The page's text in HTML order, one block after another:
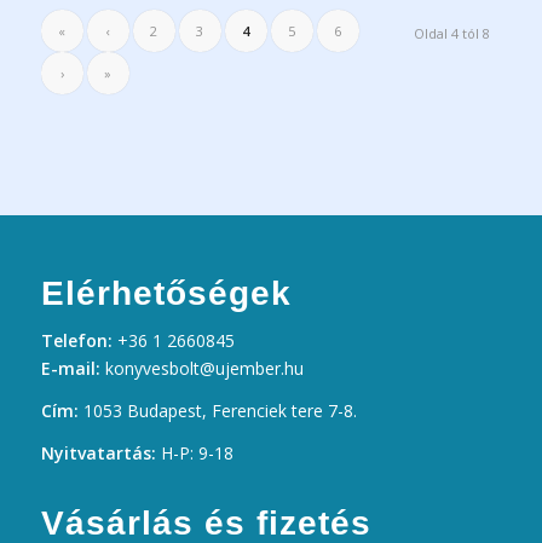
Oldal 4 tól 8
« ‹ 2 3 4 5 6
› »
Elérhetőségek
Telefon: +36 1 2660845
E-mail: konyvesbolt@ujember.hu
Cím: 1053 Budapest, Ferenciek tere 7-8.
Nyitvatartás: H-P: 9-18
Vásárlás és fizetés